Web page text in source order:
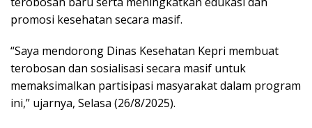
promosi kesehatan secara masif.
“Saya mendorong Dinas Kesehatan Kepri membuat
terobosan dan sosialisasi secara masif untuk
memaksimalkan partisipasi masyarakat dalam program
ini,” ujarnya, Selasa (26/8/2025).